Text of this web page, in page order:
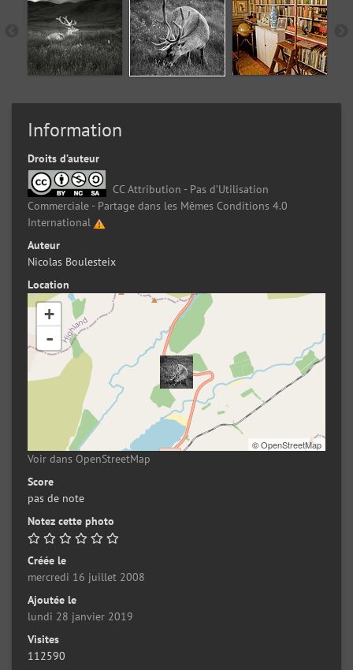
Information
Droits d’auteur
CC Attribution - Pas d’Utilisation
Commerciale - Partage dans les Mêmes Conditions 4.0
International
Auteur
Nicolas Boulesteix
Location
+
-
©OpenStreetMap
Voir dans OpenStreetMap
Score
pas de note
Notez cette photo
Créée le
mercredi 16 juillet 2008
Ajoutée le
lundi 28 janvier 2019
Visites
112590